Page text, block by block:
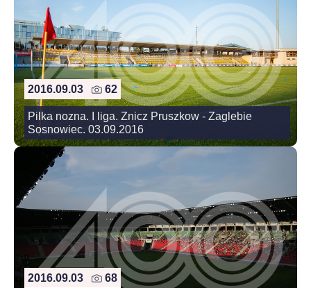
2016.09.03 62
Pilka nozna. I liga. Znicz Pruszkow - Zaglebie
Sosnowiec. 03.09.2016
2016.09.03 68